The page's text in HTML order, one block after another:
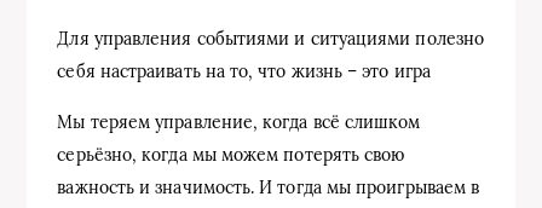
Для управления событиями и ситуациями полезно
себя настраивать на то, что жизнь – это игра
Мы теряем управление, когда всё слишком
серьёзно, когда мы можем потерять свою
важность и значимость. И тогда мы проигрываем в